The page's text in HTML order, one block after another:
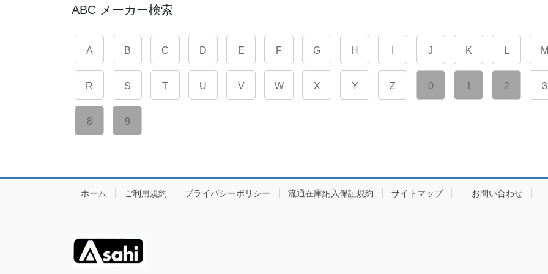
ABC メーカー検索
A B C D E F G H J K L M
R S T U V W X Y Z 0 1 2 3
8 9
ホーム ご利用規約 プライバシーポリシー 流通在庫納入保証規約 サイトマップ お問い合わせ